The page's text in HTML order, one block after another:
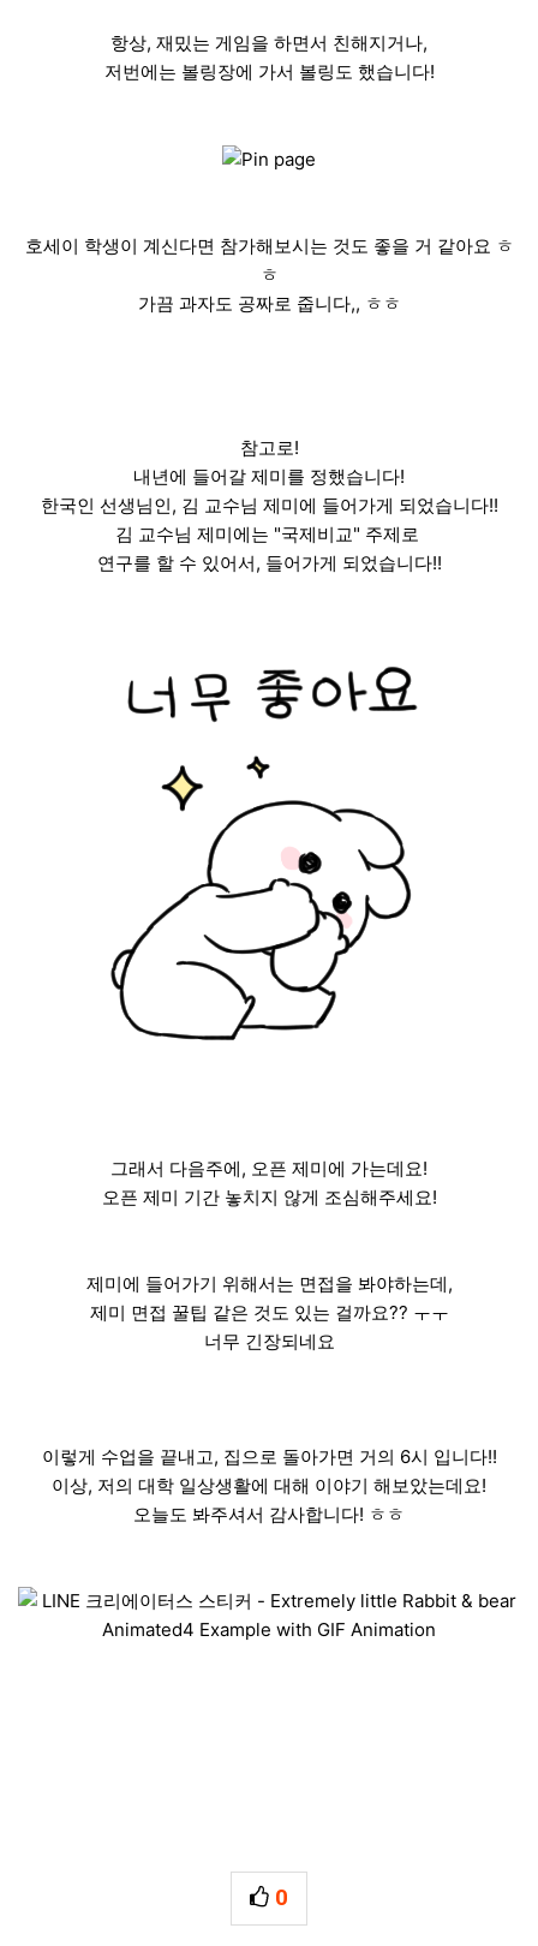
항상, 재밌는 게임을 하면서 친해지거나,
저번에는 볼링장에 가서 볼링도 했습니다!
호세이 학생이 계신다면 참가해보시는 것도 좋을 거 같아요 ㅎ
ㅎ
가끔 과자도 공짜로 줍니다,, ㅎㅎ
참고로!
내년에 들어갈 제미를 정했습니다!
한국인 선생님인, 김 교수님 제미에 들어가게 되었습니다!!
김 교수님 제미에는 "국제비교" 주제로
연구를 할 수 있어서, 들어가게 되었습니다!!
그래서 다음주에, 오픈 제미에 가는데요!
오픈 제미 기간 놓치지 않게 조심해주세요!
제미에 들어가기 위해서는 면접을 봐야하는데,
제미 면접 꿀팁 같은 것도 있는 걸까요?? ㅜㅜ
너무 긴장되네요
이렇게 수업을 끝내고, 집으로 돌아가면 거의 6시 입니다!!
이상, 저의 대학 일상생활에 대해 이야기 해보았는데요!
오늘도 봐주셔서 감사합니다! ㅎㅎ
0
추천